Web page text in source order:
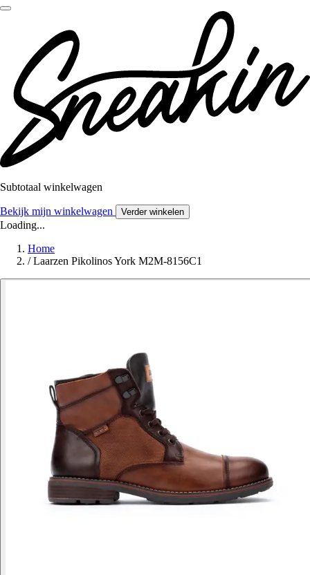
Subtotaal winkelwagen
Bekijk mijn winkelwagen Verder winkelen
Loading...
Home
/ Laarzen Pikolinos York M2M-8156C1